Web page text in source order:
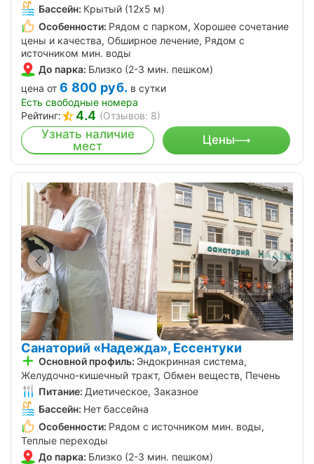
Бассейн: Крытый (12х5 м)
Особенности: Рядом с парком, Хорошее сочетание
цены и качества, Обширное лечение, Рядом с
источником мин. воды
До парка: Близко (2-3 мин. пешком)
цена от 6 800 руб. в сутки
Есть свободные номера
Рейтинг:
4.4 (Отзывов: 8)
Узнать наличие
мест
Цены
Санаторий «Надежда», Ессентуки
Основной профиль: Эндокринная система,
Желудочно-кишечный тракт, Обмен веществ, Печень
Питание: Диетическое, Заказное
Бассейн: Нет бассейна
Особенности: Рядом с источником мин. воды,
Теплые переходы
До парка: Близко (2-3 мин. пешком)